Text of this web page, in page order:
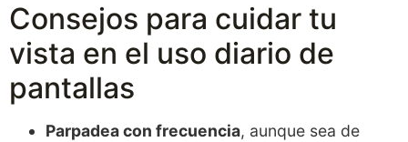
Consejos para cuidar tu
vista en el uso diario de
pantallas
Parpadea con frecuencia, aunque sea de